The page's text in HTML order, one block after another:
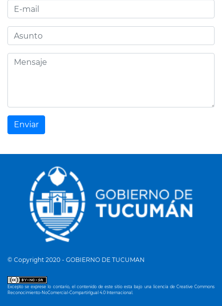
Enviar
© Copyright 2020 - GOBIERNO DE TUCUMAN
Excepto se exprese lo contario, el contenido de este sitio esta bajo una licencia de Creative Commons
Reconocimiento-NoComercial-CompartirIgual 4.0 Internacional .